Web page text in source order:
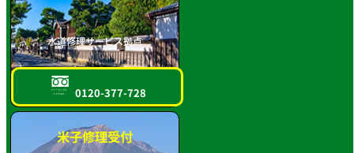
水道修理サービス拠点
フリーダイヤル
スマホOK!! 0120-377-728
米子修理受付